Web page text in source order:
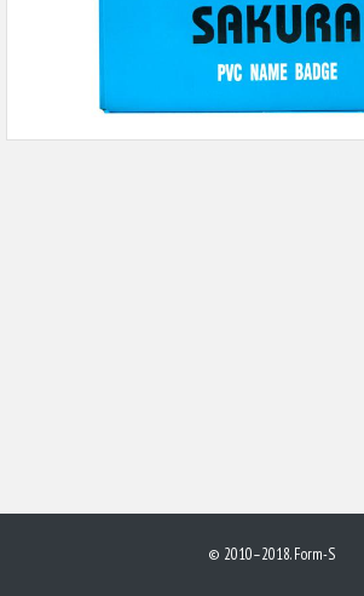
© 2010–2018. Form-S